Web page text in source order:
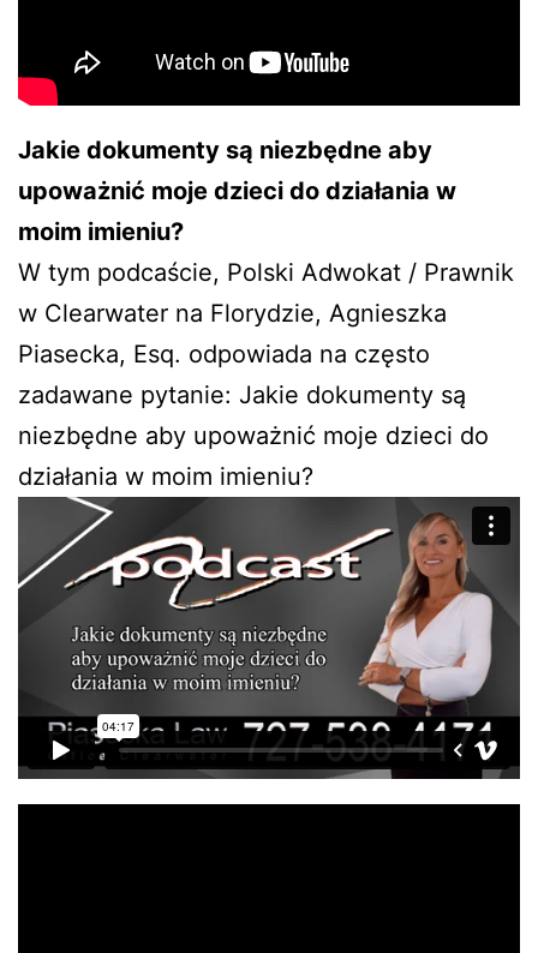
Jakie dokumenty są niezbędne aby
upoważnić moje dzieci do działania w
moim imieniu?
W tym podcaście, Polski Adwokat / Prawnik
w Clearwater na Florydzie, Agnieszka
Piasecka, Esq. odpowiada na często
zadawane pytanie: Jakie dokumenty są
niezbędne aby upoważnić moje dzieci do
działania w moim imieniu?